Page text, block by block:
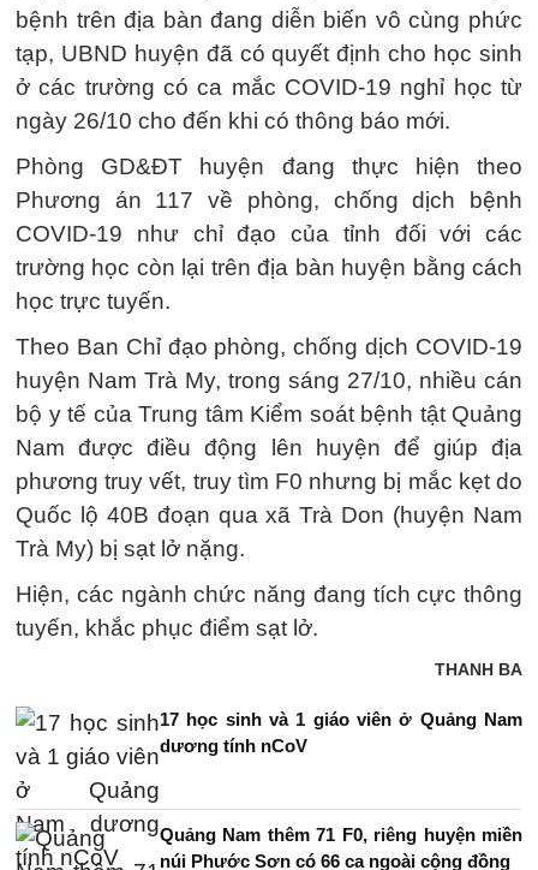
bệnh trên địa bàn đang diễn biến vô cùng phức
tạp, UBND huyện đã có quyết định cho học sinh
ở các trường có ca mắc COVID-19 nghỉ học từ
ngày 26/10 cho đến khi có thông báo mới.
Phòng GD&ĐT huyện đang thực hiện theo
Phương án 117 về phòng, chống dịch bệnh
COVID-19 như chỉ đạo của tỉnh đối với các
trường học còn lại trên địa bàn huyện bằng cách
học trực tuyến.
Theo Ban Chỉ đạo phòng, chống dịch COVID-19
huyện Nam Trà My, trong sáng 27/10, nhiều cán
bộ y tế của Trung tâm Kiểm soát bệnh tật Quảng
Nam được điều động lên huyện để giúp địa
phương truy vết, truy tìm F0 nhưng bị mắc kẹt do
Quốc lộ 40B đoạn qua xã Trà Don (huyện Nam
Trà My) bị sạt lở nặng.
Hiện, các ngành chức năng đang tích cực thông
tuyến, khắc phục điểm sạt lở.
THANH BA
17 học sinh và 1 giáo viên ở Quảng Nam
dương tính nCoV
Quảng Nam thêm 71 F0, riêng huyện miền
núi Phước Sơn có 66 ca ngoài cộng đồng